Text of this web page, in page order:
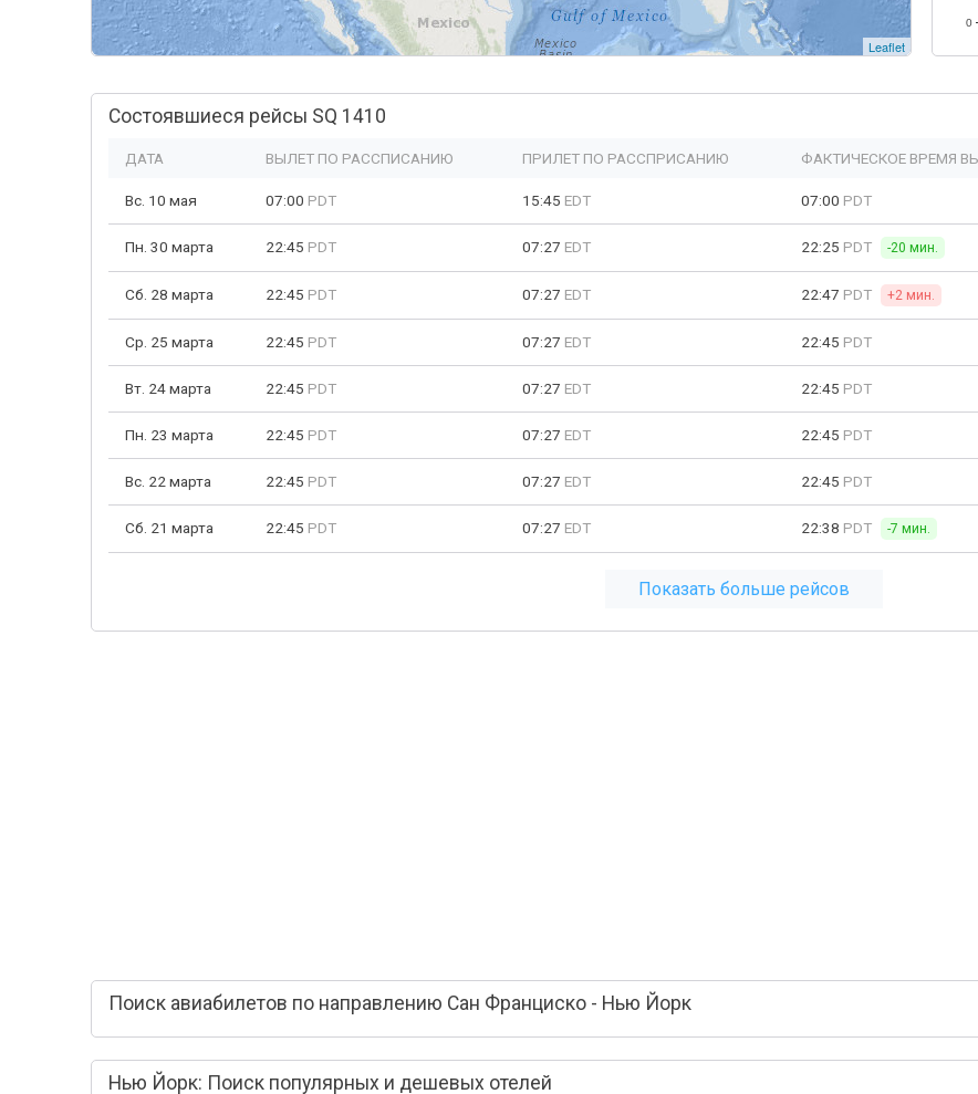
Leaflet
0
Состоявшиеся рейсы SQ 1410
ДАТА ВЫЛЕТ ПО РАССПИСАНИЮ ПРИЛЕТ ПО РАССПРИСАНИЮ ФАКТИЧЕСКОЕ ВРЕМЯ
Вс. 10 мая 07:00 PDT 15:45 EDT 07:00 PDT
Пн. 30 марта 22:45 PDT 07:27 EDT 22:25 PDT -20 мин.
Сб. 28 марта 22:45 PDT 07:27 EDT 22:47 PDT +2 мин.
Ср. 25 марта 22:45 PDT 07:27 EDT 22:45 PDT
Вт. 24 марта 22:45 PDT 07:27 EDT 22:45 PDT
Пн. 23 марта 22:45 PDT 07:27 EDT 22:45 PDT
Вс. 22 марта 22:45 PDT 07:27 EDT 22:45 PDT
Сб. 21 марта 22:45 PDT 07:27 EDT 22:38 PDT -7 мин.
Показать больше рейсов
Поиск авиабилетов по направлению Сан Франциско - Нью Йорк
Нью Йорк: Поиск популярных и дешевых отелей